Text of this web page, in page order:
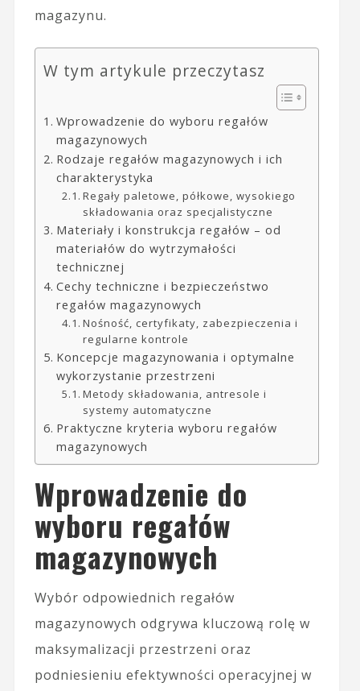
magazynu.
W tym artykule przeczytasz
Wprowadzenie do wyboru regałów
magazynowych
Rodzaje regałów magazynowych i ich
charakterystyka
Regały paletowe, półkowe, wysokiego
składowania oraz specjalistyczne
Materiały i konstrukcja regałów – od
materiałów do wytrzymałości
technicznej
Cechy techniczne i bezpieczeństwo
regałów magazynowych
Nośność, certyfikaty, zabezpieczenia i
regularne kontrole
Koncepcje magazynowania i optymalne
wykorzystanie przestrzeni
Metody składowania, antresole i
systemy automatyczne
Praktyczne kryteria wyboru regałów
magazynowych
Wprowadzenie do
wyboru regałów
magazynowych
Wybór odpowiednich regałów
magazynowych odgrywa kluczową rolę w
maksymalizacji przestrzeni oraz
podniesieniu efektywności operacyjnej w